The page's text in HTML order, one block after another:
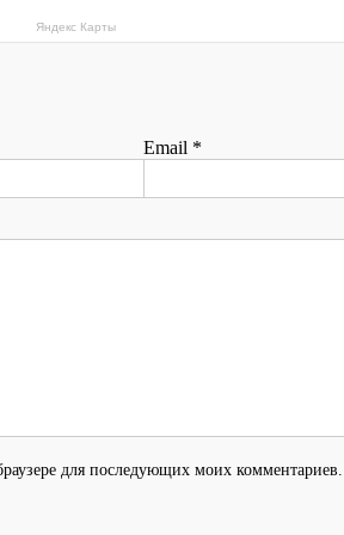
Яндекс Карты
Email *
для последующих моих комментариев.